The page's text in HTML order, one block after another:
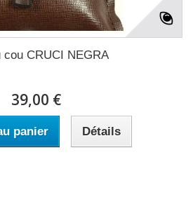
cou CRUCI NEGRA
39,00 €
panier Détails